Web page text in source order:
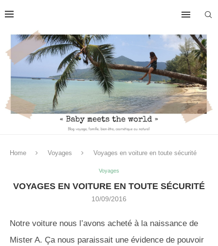
Home Voyages Voyages en voiture en toute sécurité
Voyages
VOYAGES EN VOITURE EN TOUTE SÉCURITÉ
10/09/2016
Notre voiture nous l’avons acheté à la naissance de
Mister A. Ça nous paraissait une évidence de pouvoir